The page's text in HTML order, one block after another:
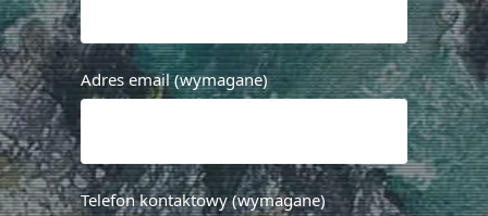
Adres email (wymagane)
Telefon kontaktowy (wymagane)